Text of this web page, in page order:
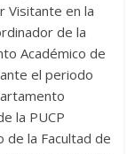
Visitante en la
de la
Académico de
el periodo
la PUCP
de la Facultad de